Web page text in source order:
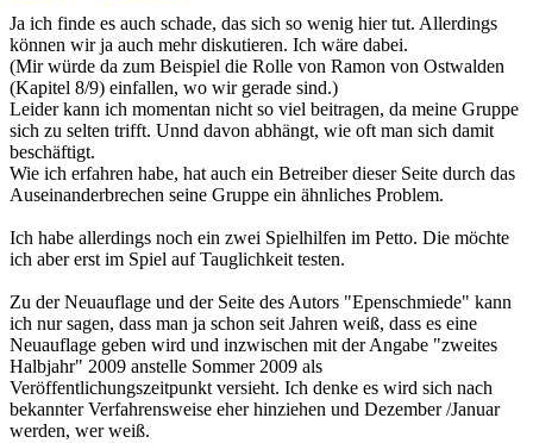
Ja ich finde es auch schade, das sich so wenig hier tut. Allerdings
können wir ja auch mehr diskutieren. Ich wäre dabei.
(Mir würde da zum Beispiel die Rolle von Ramon von Ostwalden
(Kapitel 8/9) einfallen, wo wir gerade sind.)
Leider kann ich momentan nicht so viel beitragen, da meine Gruppe
sich zu selten trifft. Unnd davon abhängt, wie oft man sich damit
beschäftigt.
Wie ich erfahren habe, hat auch ein Betreiber dieser Seite durch das
Auseinanderbrechen seine Gruppe ein ähnliches Problem.
Ich habe allerdings noch ein zwei Spielhilfen im Petto. Die möchte
ich aber erst im Spiel auf Tauglichkeit testen.
Zu der Neuauflage und der Seite des Autors "Epenschmiede" kann
ich nur sagen, dass man ja schon seit Jahren weiß, dass es eine
Neuauflage geben wird und inzwischen mit der Angabe "zweites
Halbjahr" 2009 anstelle Sommer 2009 als
Veröffentlichungszeitpunkt versieht. Ich denke es wird sich nach
bekannter Verfahrensweise eher hinziehen und Dezember /Januar
werden, wer weiß.